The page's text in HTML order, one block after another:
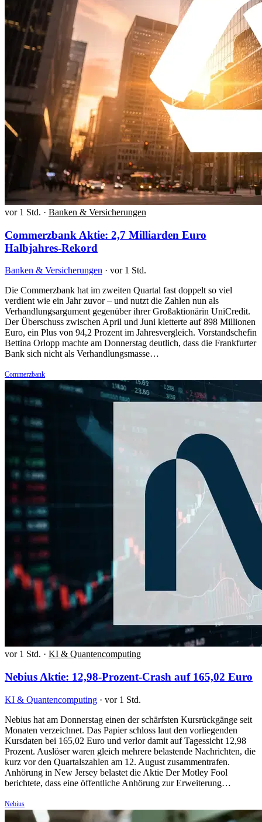
vor 1 Std. · Banken & Versicherungen
Commerzbank Aktie: 2,7 Milliarden Euro
Halbjahres-Rekord
Banken & Versicherungen · vor 1 Std.
Die Commerzbank hat im zweiten Quartal fast doppelt so viel
verdient wie ein Jahr zuvor – und nutzt die Zahlen nun als
Verhandlungsargument gegenüber ihrer Großaktionärin UniCredit.
Der Überschuss zwischen April und Juni kletterte auf 898 Millionen
Euro, ein Plus von 94,2 Prozent im Jahresvergleich. Vorstandschefin
Bettina Orlopp machte am Donnerstag deutlich, dass die Frankfurter
Bank sich nicht als Verhandlungsmasse…
Commerzbank
vor 1 Std. · KI & Quantencomputing
Nebius Aktie: 12,98-Prozent-Crash auf 165,02 Euro
KI & Quantencomputing · vor 1 Std.
Nebius hat am Donnerstag einen der schärfsten Kursrückgänge seit
Monaten verzeichnet. Das Papier schloss laut den vorliegenden
Kursdaten bei 165,02 Euro und verlor damit auf Tagessicht 12,98
Prozent. Auslöser waren gleich mehrere belastende Nachrichten, die
kurz vor den Quartalszahlen am 12. August zusammentrafen.
Anhörung in New Jersey belastet die Aktie Der Motley Fool
berichtete, dass eine öffentliche Anhörung zur Erweiterung…
Nebius